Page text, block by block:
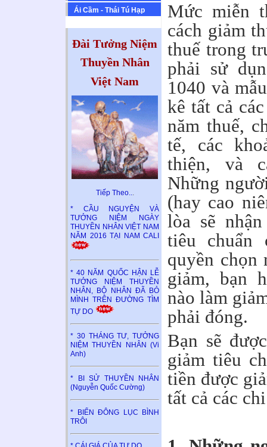
Ái Cầm - Thái Tú Hạp
Đài Tưởng Niệm
Thuyền Nhân
Việt Nam
Tiếp Theo...
* CẦU NGUYỆN VÀ
TƯỞNG NIỆM NGÀY
THUYỀN NHÂN VIỆT NAM
NĂM 2016 TẠI NAM CALI
* 40 NĂM QUỐC HẬN LỄ
TƯỞNG NIỆM THUYỀN
NHÂN, BỘ NHÂN ĐÃ BỎ
MÌNH TRÊN ĐƯỜNG TÌM
TỰ DO
* 30 THÁNG TƯ, TƯỞNG
NIỆM THUYỀN NHÂN (Vi
Anh)
* BI SỬ THUYỀN NHÂN
(Nguyễn Quốc Cường)
* BIỂN ĐÔNG LỤC BÌNH
TRÔI
Mức miễn
cách giảm
thuế trong
phải sử
1040 và
kê tất cả
năm thuế,
tế, các
thiện, và
Những
(hay cao
lòa sẽ
tiêu chuẩn
quyền chọn
giảm, bạn
nào làm
phải đóng.
Bạn sẽ
giảm tiêu
tiền được
tất cả các